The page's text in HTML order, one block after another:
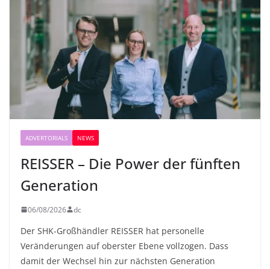
ADVERTORIALS NEWS
REISSER – Die Power der fünften
Generation
06/08/2026 dc
Der SHK-Großhändler REISSER hat personelle
Veränderungen auf oberster Ebene vollzogen. Dass
damit der Wechsel hin zur nächsten Generation